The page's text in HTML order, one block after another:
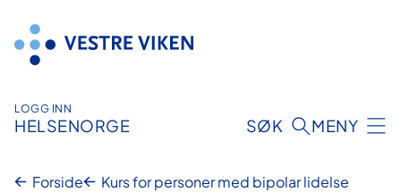
innhold
LOGG INN
HELSENORGE SØK MENY
Forside
Kurs for personer med bipolar lidelse